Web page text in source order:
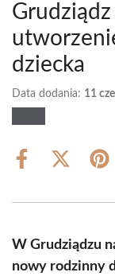
dziecka
Data dodania: 11
Share
Share
(Twitter)
W Grudziądzu
nowy rodzinny